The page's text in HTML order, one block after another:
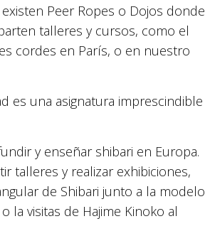
Peer Ropes o Dojos donde
talleres y cursos, como el
cordes en París, o en nuestro
es una asignatura imprescindible
y enseñar shibari en Europa.
talleres y realizar exhibiciones,
de Shibari junto a la modelo
la visitas de Hajime Kinoko al